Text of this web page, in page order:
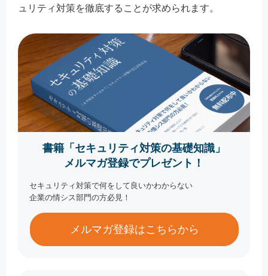
ュリティ対策を徹底することが求められます。
書籍「セキュリティ対策の基礎知識」
メルマガ登録でプレゼント！
セキュリティ対策で何をして良いかわからない
企業の情シス部門の方必見！
メルマガ登録はこちらから